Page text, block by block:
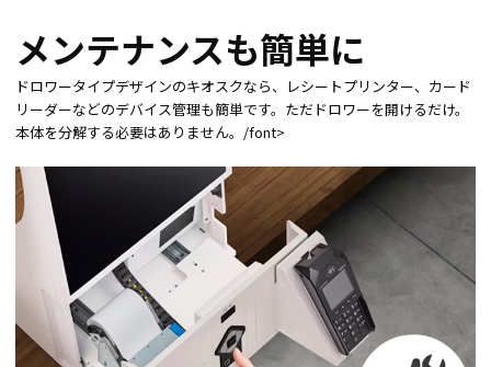
メンテナンスも簡単に
ドロワータイプデザインのキオスクなら、レシートプリンター、カード
リーダーなどのデバイス管理も簡単です。ただドロワーを開けるだけ。
本体を分解する必要はありません。/font>